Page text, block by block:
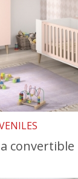
convertible